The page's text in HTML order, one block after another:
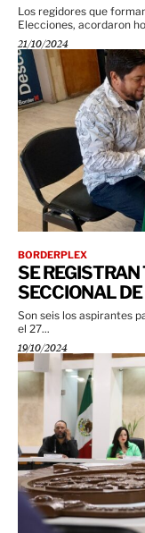
Los regidores que
Elecciones, acordaron
21/10/2024
BORDERPLEX
SE REGISTRAN
SECCIONAL
Son seis los aspirantes
el 27...
19/10/2024